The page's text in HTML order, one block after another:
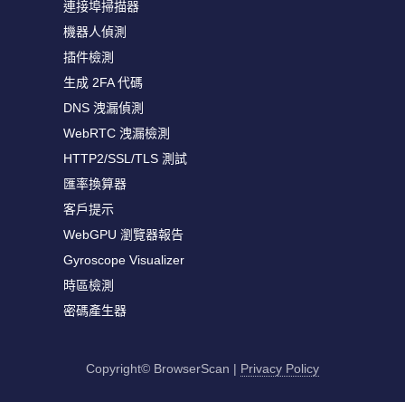
連接埠掃描器
機器人偵測
插件檢測
生成 2FA 代碼
DNS 洩漏偵測
WebRTC 洩漏檢測
HTTP2/SSL/TLS 測試
匯率換算器
客戶提示
WebGPU 瀏覽器報告
Gyroscope Visualizer
時區檢測
密碼產生器
Copyright© BrowserScan | Privacy Policy